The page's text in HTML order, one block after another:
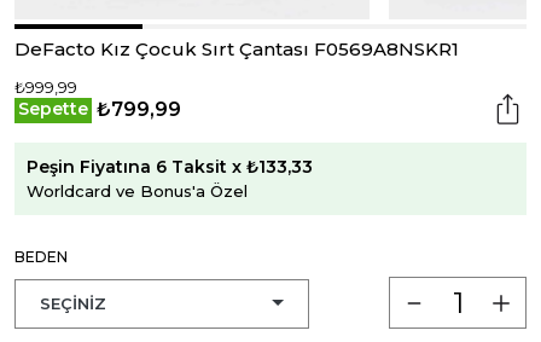
DeFacto Kız Çocuk Sırt Çantası F0569A8NSKR1
₺999,99
Sepette ₺799,99
Peşin Fiyatına 6 Taksit x ₺133,33
Worldcard ve Bonus'a Özel
BEDEN